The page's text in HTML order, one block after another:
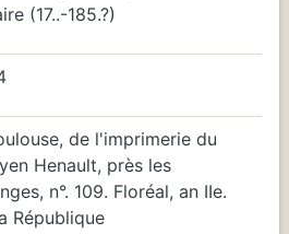
(17..-185.?)
de l'imprimerie du
Henault, près les
n°. 109. Floréal, an IIe.
République